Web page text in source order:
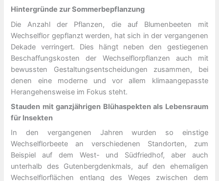
Hintergründe zur Sommerbepflanzung
Die Anzahl der Pflanzen, die auf Blumenbeeten mit
Wechselflor gepflanzt werden, hat sich in der vergangenen
Dekade verringert. Dies hängt neben den gestiegenen
Beschaffungskosten der Wechselflorpflanzen auch mit
bewussten Gestaltungsentscheidungen zusammen, bei
denen eine moderne und vor allem klimaangepasste
Herangehensweise im Fokus steht.
Stauden mit ganzjährigen Blühaspekten als Lebensraum
für Insekten
In den vergangenen Jahren wurden so einstige
Wechselflorbeete an verschiedenen Standorten, zum
Beispiel auf dem West- und Südfriedhof, aber auch
unterhalb des Gutenbergdenkmals, auf den ehemaligen
Wechselflorflächen entlang des Weges zwischen dem